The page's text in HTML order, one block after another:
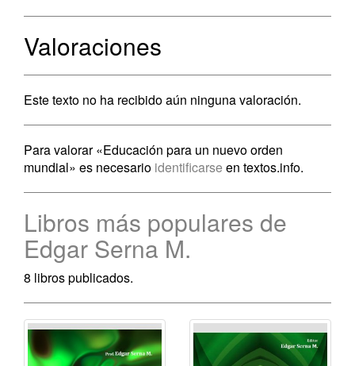
Valoraciones
Este texto no ha recibido aún ninguna valoración.
Para valorar «Educación para un nuevo orden
mundial» es necesario identificarse en textos.info.
Libros más populares de
Edgar Serna M.
8 libros publicados.